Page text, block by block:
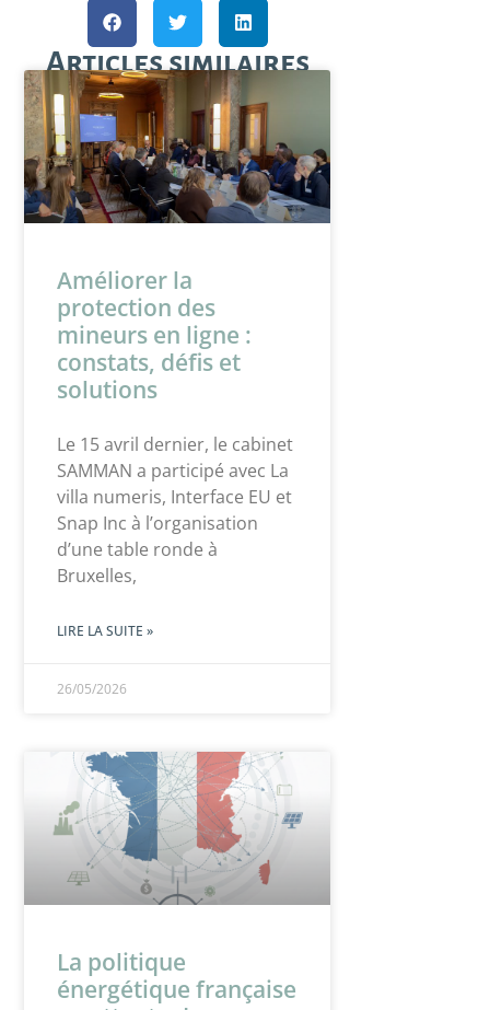
Articles similaires
Améliorer la
protection des
mineurs en ligne :
constats, défis et
solutions
Le 15 avril dernier, le cabinet
SAMMAN a participé avec La
villa numeris, Interface EU et
Snap Inc à l’organisation
d’une table ronde à
Bruxelles,
LIRE LA SUITE »
26/05/2026
La politique
énergétique française